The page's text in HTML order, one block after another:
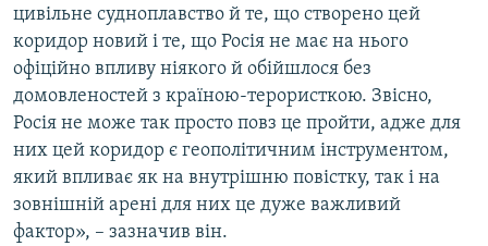
цивільне судноплавство й те, що створено цей
коридор новий і те, що Росія не має на нього
офіційно впливу ніякого й обійшлося без
домовленостей з країною-терористкою. Звісно,
Росія не може так просто повз це пройти, адже для
них цей коридор є геополітичним інструментом,
який впливає як на внутрішню повістку, так і на
зовнішній арені для них це дуже важливий
фактор», – зазначив він.